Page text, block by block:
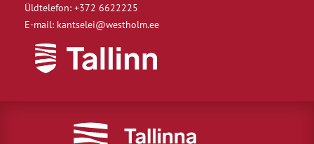
Üldtelefon: +372 6622225
E-mail: kantselei@westholm.ee